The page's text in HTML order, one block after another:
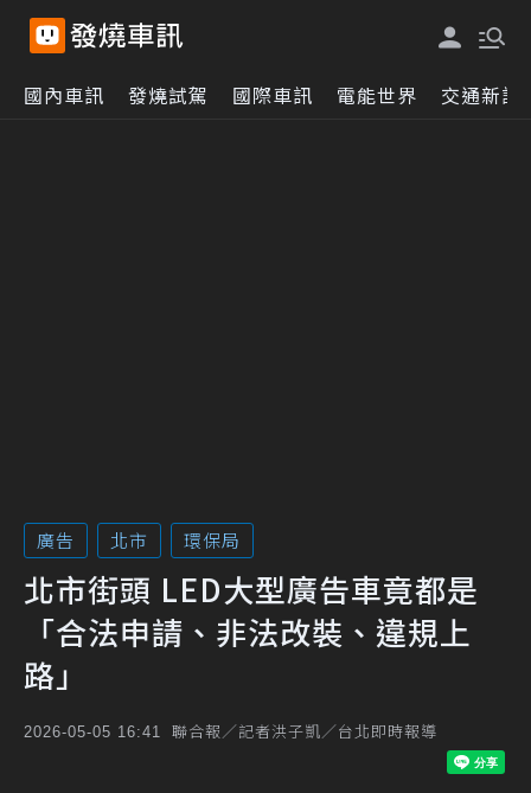
國內車訊 發燒試駕 國際車訊 電能世界 交通新訊
廣告 北市 環保局
北市街頭 LED大型廣告車竟都是
「合法申請、非法改裝、違規上
路」
2026-05-05 16:41 聯合報／記者洪子凱／台北即時報導